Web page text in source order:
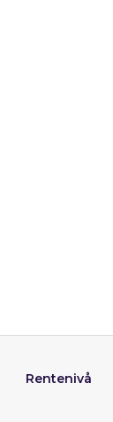
Rentenivå